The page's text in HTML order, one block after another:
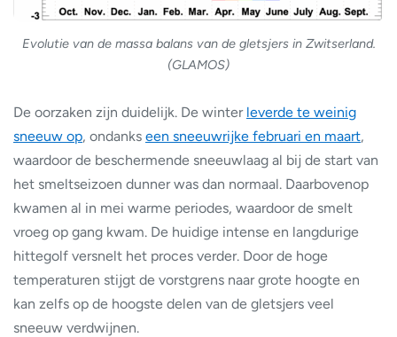
Evolutie van de massa balans van de gletsjers in Zwitserland.
(GLAMOS)
De oorzaken zijn duidelijk. De winter leverde te weinig
sneeuw op, ondanks een sneeuwrijke februari en maart,
waardoor de beschermende sneeuwlaag al bij de start van
het smeltseizoen dunner was dan normaal. Daarbovenop
kwamen al in mei warme periodes, waardoor de smelt
vroeg op gang kwam. De huidige intense en langdurige
hittegolf versnelt het proces verder. Door de hoge
temperaturen stijgt de vorstgrens naar grote hoogte en
kan zelfs op de hoogste delen van de gletsjers veel
sneeuw verdwijnen.